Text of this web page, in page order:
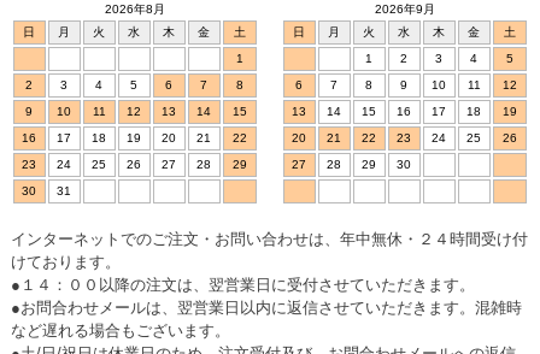
2026年8月
日
月 火 水 木 金
土
1
2
3 4 5 6 7
8
9
10 11 12 13 14
15
16
17 18 19 20 21
22
23
24 25 26 27 28
29
30
31
2026年9月
日
月 火 水 木 金
土
1
2 3 4
5
6
7 8 9 10 11
12
13
14 15 16 17 18
19
20
21 22 23 24 25
26
27
28 29 30
インターネットでのご注文・お問い合わせは、年中無休・２４時間受け付
けております。
●１４：００以降の注文は、翌営業日に受付させていただきます。
●お問合わせメールは、翌営業日以内に返信させていただきます。混雑時
など遅れる場合もございます。